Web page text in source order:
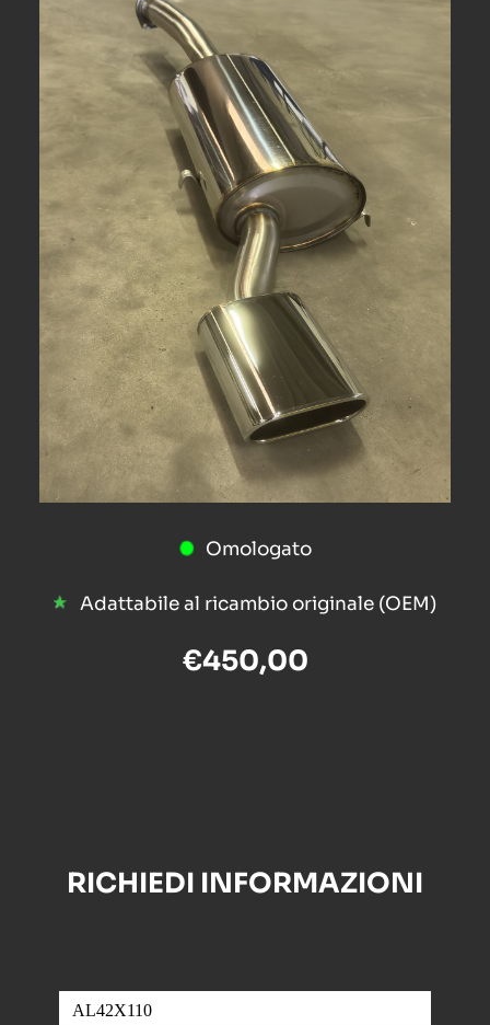
Omologato
Adattabile al ricambio originale (OEM)
€450,00
RICHIEDI INFORMAZIONI